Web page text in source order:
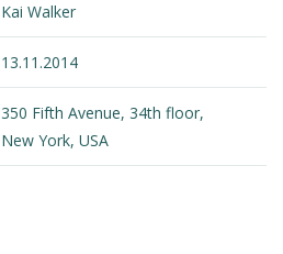
Kai Walker
13.11.2014
350 Fifth Avenue, 34th floor,
New York, USA